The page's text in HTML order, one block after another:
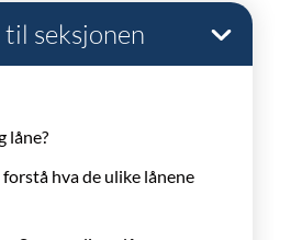
seksjonen
låne?
hva de ulike lånene